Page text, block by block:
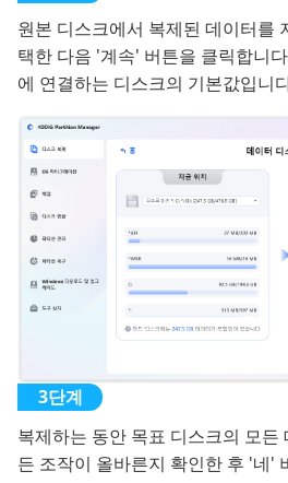
원본 디스크에서 복제된 데이터를
택한 다음 '계속' 버튼을 클릭합니
에 연결하는 디스크의 기본값입니
복제하는 동안 목표 디스크의 모든
든 조작이 올바른지 확인한 후 '네'